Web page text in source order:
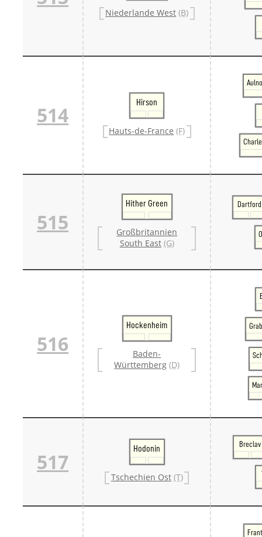
Niederlande West (B)
514
Hirson
Hauts-de-France (F)
515
Hither Green
Großbritannien
South East (G)
Dartford
516
Hockenheim
Baden-
Württemberg (D)
517
Hodonin
Tschechien Ost (T)
Breclav